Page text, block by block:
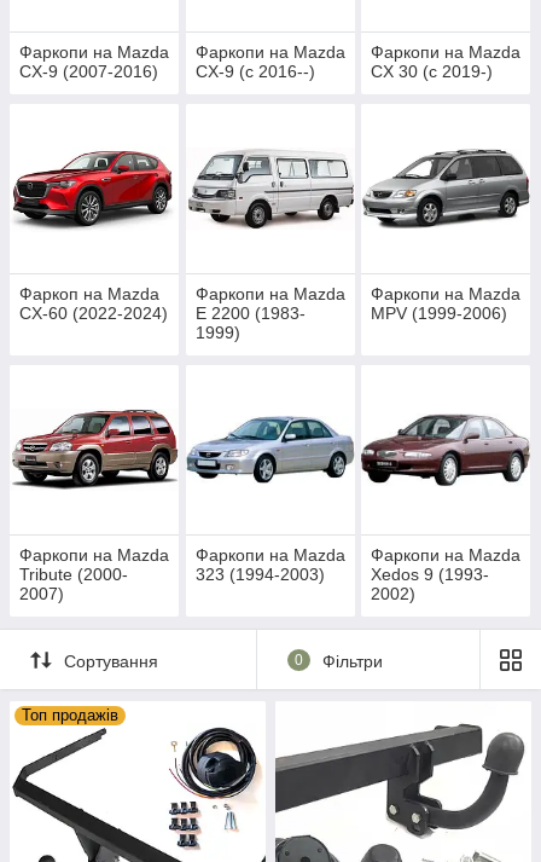
Фаркопи на Mazda
CX-9 (2007-2016)
Фаркопи на Mazda
CX-9 (c 2016--)
Фаркопи на Mazda
CX 30 (c 2019-)
Фаркоп на Mazda
CX-60 (2022-2024)
Фаркопи на Mazda
E 2200 (1983-
1999)
Фаркопи на Mazda
MPV (1999-2006)
Фаркопи на Mazda
Tribute (2000-
2007)
Фаркопи на Mazda
323 (1994-2003)
Фаркопи на Mazda
Xedos 9 (1993-
2002)
Сортування 0 Фільтри
Топ продажів